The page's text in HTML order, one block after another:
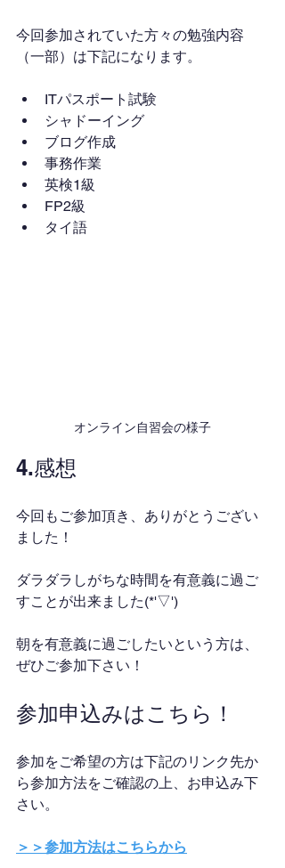
今回参加されていた方々の勉強内容
（一部）は下記になります。
ITパスポート試験
シャドーイング
ブログ作成
事務作業
英検1級
FP2級
タイ語
オンライン自習会の様子
4.感想
今回もご参加頂き、ありがとうござい
ました！
ダラダラしがちな時間を有意義に過ご
すことが出来ました(*'▽')
朝を有意義に過ごしたいという方は、
ぜひご参加下さい！
参加申込みはこちら！
参加をご希望の方は下記のリンク先か
ら参加方法をご確認の上、お申込み下
さい。
＞＞参加方法はこちらから